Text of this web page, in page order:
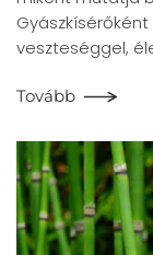
veszteséggel,
Tovább